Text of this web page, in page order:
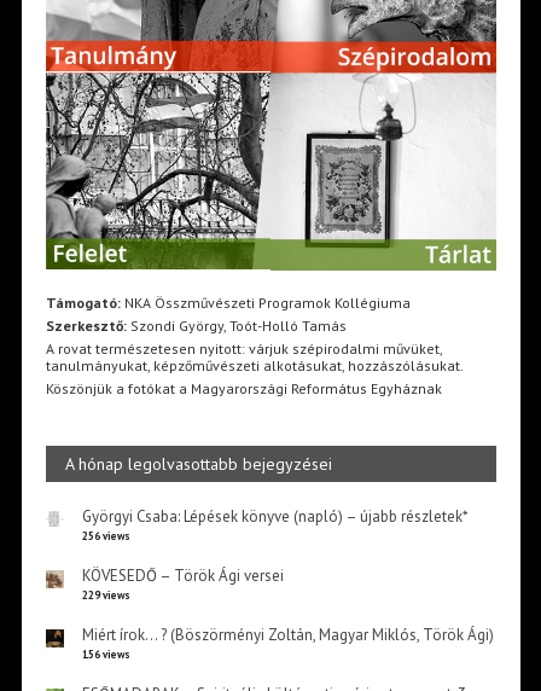
Támogató:NKA Összművészeti Programok Kollégiuma
Szerkesztő:Szondi György, Toót-Holló Tamás
A rovat természetesen nyitott: várjuk szépirodalmi művüket,
tanulmányukat, képzőművészeti alkotásukat, hozzászólásukat.
Köszönjük a fotókat a Magyarországi Református Egyháznak
A hónap legolvasottabb bejegyzései
Györgyi Csaba: Lépések könyve (napló) – újabb részletek*
256 views
KÖVESEDŐ – Török Ági versei
229 views
Miért írok… ? (Böszörményi Zoltán, Magyar Miklós, Török Ági)
156 views